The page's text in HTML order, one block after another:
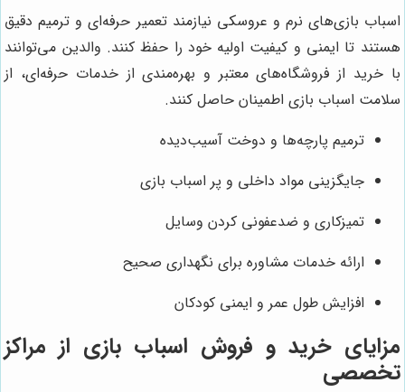
اسباب بازی‌های نرم و عروسکی نیازمند تعمیر حرفه‌ای و ترمیم دقیق
هستند تا ایمنی و کیفیت اولیه خود را حفظ کنند. والدین می‌توانند
با خرید از فروشگاه‌های معتبر و بهره‌مندی از خدمات حرفه‌ای، از
سلامت اسباب بازی اطمینان حاصل کنند.
ترمیم پارچه‌ها و دوخت آسیب‌دیده
جایگزینی مواد داخلی و پر اسباب بازی
تمیزکاری و ضدعفونی کردن وسایل
ارائه خدمات مشاوره برای نگهداری صحیح
افزایش طول عمر و ایمنی کودکان
مزایای خرید و فروش اسباب بازی از مراکز
تخصصی